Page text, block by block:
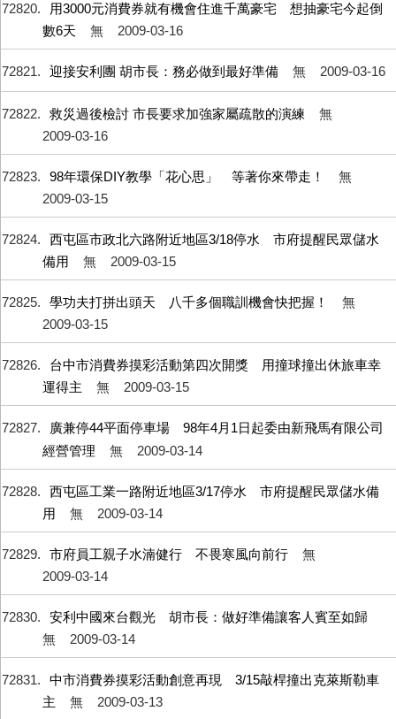
72820
用3000元消費券就有機會住進千萬豪宅 想抽豪宅今起倒
數6天
無 2009-03-16
72821 迎接安利團 胡市長：務必做到最好準備 無 2009-03-16
72822 救災過後檢討 市長要求加強家屬疏散的演練
無
2009-03-16
72823 98年環保DIY教學「花心思」 等著你來帶走！
無
2009-03-15
72824
西屯區市政北六路附近地區3/18停水 市府提醒民眾儲水
備用
無 2009-03-15
72825 學功夫打拼出頭天 八千多個職訓機會快把握！
無
2009-03-15
72826
台中市消費券摸彩活動第四次開獎 用撞球撞出休旅車幸
運得主
無 2009-03-15
72827
廣兼停44平面停車場 98年4月1日起委由新飛馬有限公司
經營管理
無 2009-03-14
72828
西屯區工業一路附近地區3/17停水 市府提醒民眾儲水備
用
無 2009-03-14
72829 市府員工親子水湳健行 不畏寒風向前行
無
2009-03-14
72830
安利中國來台觀光 胡市長：做好準備讓客人賓至如歸
無
2009-03-14
72831
中市消費券摸彩活動創意再現 3/15敲桿撞出克萊斯勒車
主
無 2009-03-13